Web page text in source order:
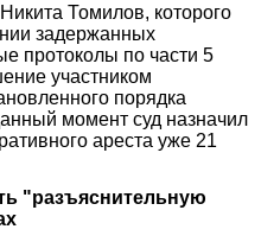
Томилов, которого
задержанных
протоколы по части 5
участником
порядка
момент суд назначил
ареста уже 21
"разъяснительную